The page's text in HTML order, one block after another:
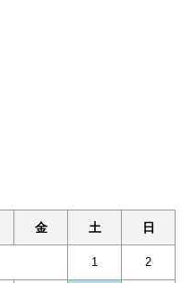
金 土 日
1 2